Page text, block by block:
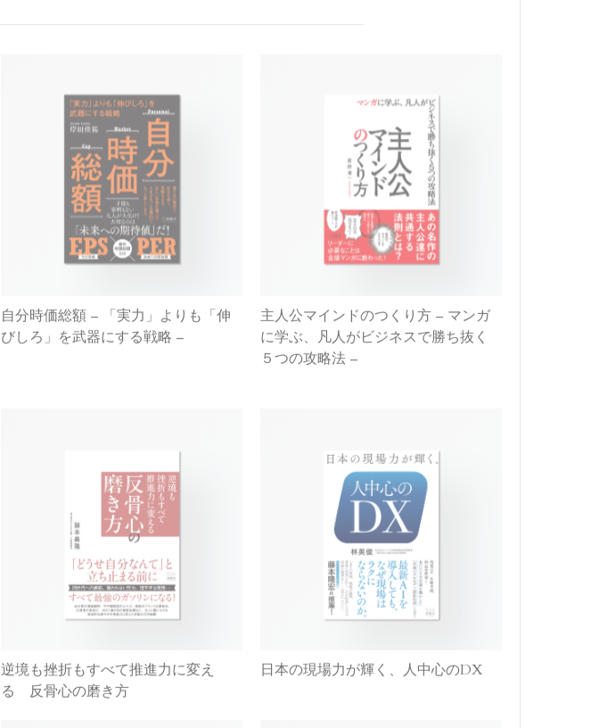
自分時価総額 – 「実力」よりも「伸
びしろ」を武器にする戦略 –
主人公マインドのつくり方 – マンガ
に学ぶ、凡人がビジネスで勝ち抜く
５つの攻略法 –
逆境も挫折もすべて推進力に変え
る 反骨心の磨き方
日本の現場力が輝く、人中心のDX